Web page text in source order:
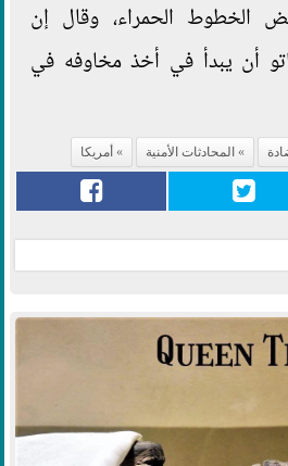
الخطوط الحمراء، وقال إن
أن يبدأ في أخذ مخاوفه في
المحادثات الأمنية أمريكا